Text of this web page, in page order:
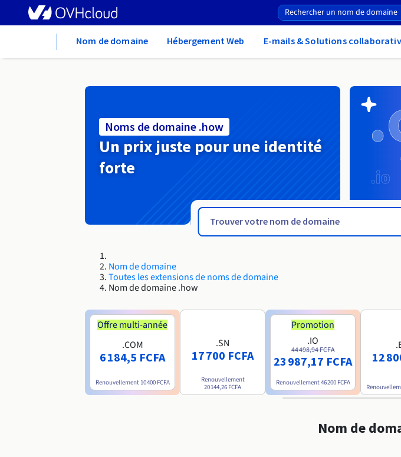
Nom de domaine Hébergement Web E-mails & Solutions
Noms de domaine .how
Un prix juste pour une identité
forte
Nom de domaine
Toutes les extensions de noms de domaine
Nom de domaine .how
Offre multi-année
.COM
6 184,5 FCFA
Renouvellement 10 400 FCFA
.SN
17 700 FCFA
Renouvellement
20 144,26 FCFA
Promotion
.IO
44 498,94 FCFA
23 987,17 FCFA
Renouvellement46 200 FCFA
12
Nom de